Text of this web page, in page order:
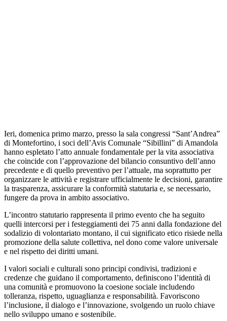
Ieri, domenica primo marzo, presso la sala congressi “Sant’Andrea”
di Montefortino, i soci dell’Avis Comunale “Sibillini” di Amandola
hanno espletato l’atto annuale fondamentale per la vita associativa
che coincide con l’approvazione del bilancio consuntivo dell’anno
precedente e di quello preventivo per l’attuale, ma soprattutto per
organizzare le attività e registrare ufficialmente le decisioni, garantire
la trasparenza, assicurare la conformità statutaria e, se necessario,
fungere da prova in ambito associativo.
L’incontro statutario rappresenta il primo evento che ha seguito
quelli intercorsi per i festeggiamenti dei 75 anni dalla fondazione del
sodalizio di volontariato montano, il cui significato etico risiede nella
promozione della salute collettiva, nel dono come valore universale
e nel rispetto dei diritti umani.
I valori sociali e culturali sono principi condivisi, tradizioni e
credenze che guidano il comportamento, definiscono l’identità di
una comunità e promuovono la coesione sociale includendo
tolleranza, rispetto, uguaglianza e responsabilità. Favoriscono
l’inclusione, il dialogo e l’innovazione, svolgendo un ruolo chiave
nello sviluppo umano e sostenibile.